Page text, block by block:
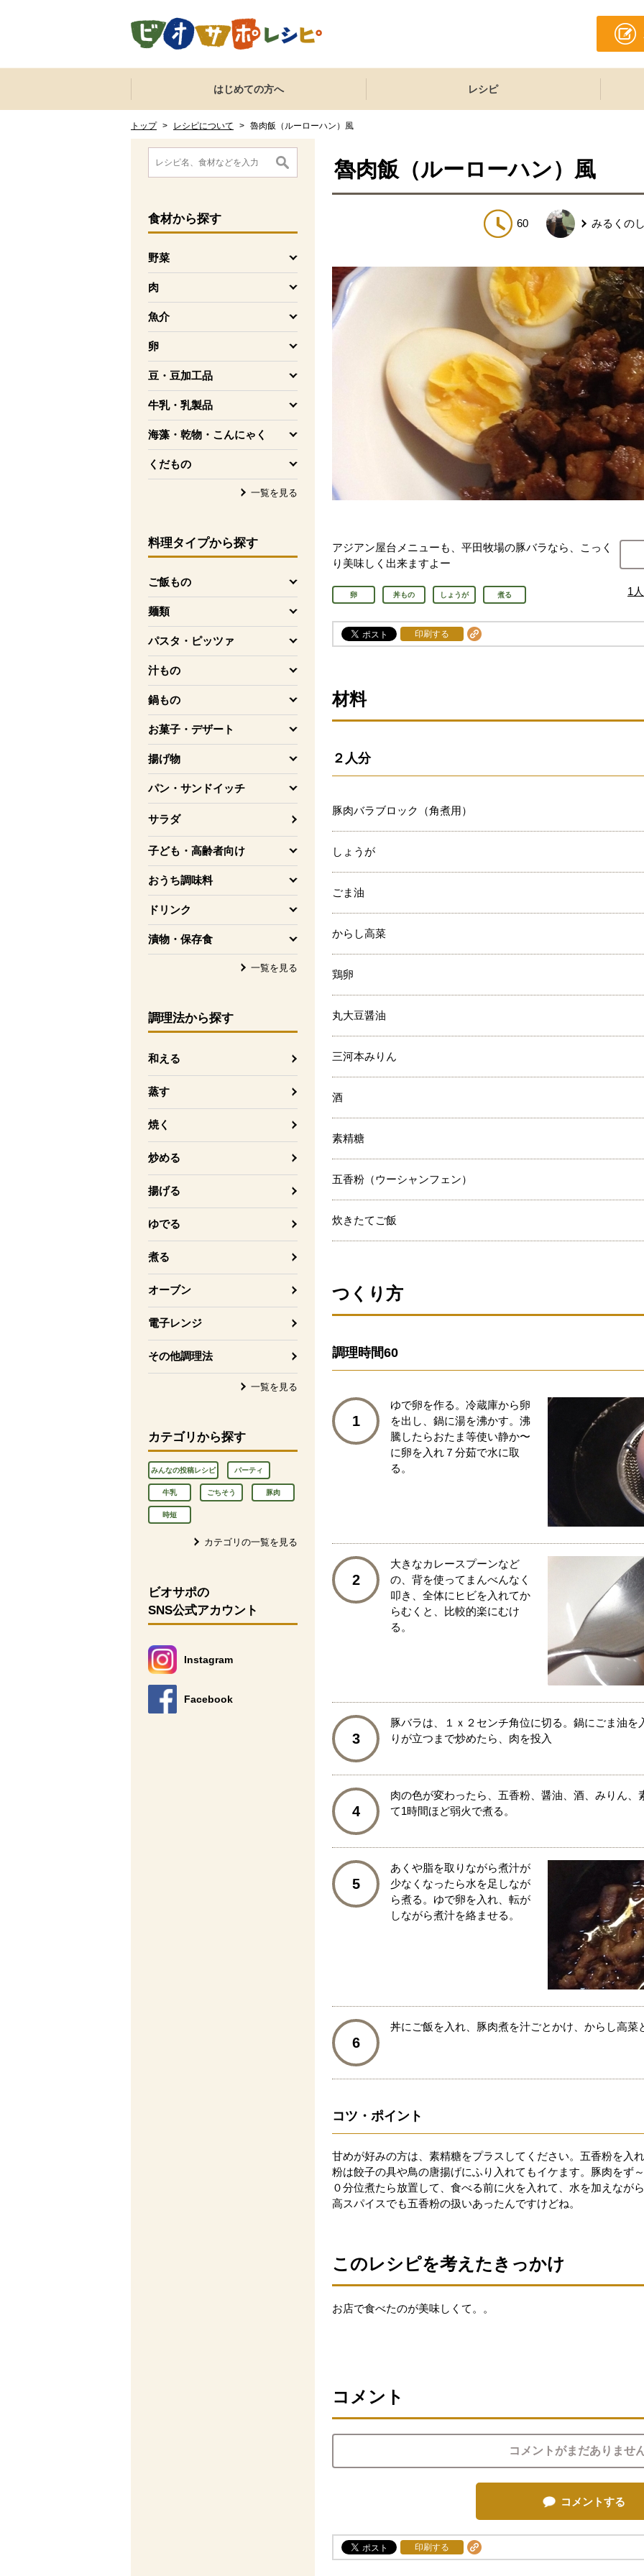
ここからサイト内共通メニューです。
サイト内共通メニューをスキップする
はじめての方へ レシピ
トップ > レシピについて > 魯肉飯（ルーローハン）風
ここから消費材検索メニューです。
食材から探す
野菜
を開く
肉
を開く
魚介
を開く
卵
を開く
豆・豆加工品
を開く
牛乳・乳製品
を開く
海藻・乾物・こんにゃく
を開く
くだもの
を開く
一覧を見る
料理タイプから探す
ご飯もの
を開く
麺類
を開く
パスタ・ピッツァ
を開く
汁もの
を開く
鍋もの
を開く
お菓子・デザート
を開く
揚げ物
を開く
パン・サンドイッチ
を開く
サラダ
子ども・高齢者向け
を開く
おうち調味料
を開く
ドリンク
を開く
漬物・保存食
を開く
一覧を見る
調理法から探す
和える
蒸す
焼く
炒める
揚げる
ゆでる
煮る
オーブン
電子レンジ
その他調理法
一覧を見る
カテゴリから探す
みんなの投稿レシピ パーティ
牛乳 ごちそう 豚肉
時短
カテゴリの一覧を見る
消費材検索メニューここまで。
ここから本文です。
ビオサポの
SNS公式アカウント
Instagram
別のウィンドウで開きます。
Facebook
別のウィンドウで開きます。
魯肉飯（ルーローハン）風
60 みるくの
アジアン屋台メニューも、平田牧場の豚バラなら、こっく
り美味しく出来ますよー
卵 丼もの しょうが 煮る 1人
印刷する
材料
２人分
豚肉バラブロック（角煮用）
しょうが
ごま油
からし高菜
鶏卵
丸大豆醤油
三河本みりん
酒
素精糖
五香粉（ウーシャンフェン）
炊きたてご飯
つくり方
調理時間60
1
ゆで卵を作る。冷蔵庫から卵
を出し、鍋に湯を沸かす。沸
騰したらおたま等使い静か〜
に卵を入れ７分茹で水に取
る。
2
大きなカレースプーンなど
の、背を使ってまんべんなく
叩き、全体にヒビを入れてか
らむくと、比較的楽にむけ
る。
3
豚バラは、１ｘ２センチ角位に切る。鍋にごま油
りが立つまで炒めたら、肉を投入
4
肉の色が変わったら、五香粉、醤油、酒、みりん、
て1時間ほど弱火で煮る。
5
あくや脂を取りながら煮汁が
少なくなったら水を足しなが
ら煮る。ゆで卵を入れ、転が
しながら煮汁を絡ませる。
6
丼にご飯を入れ、豚肉煮を汁ごとかけ、からし高菜
コツ・ポイント
甘めが好みの方は、素精糖をプラスしてください。五香粉を入
粉は餃子の具や鳥の唐揚げにふり入れてもイケます。豚肉をず
０分位煮たら放置して、食べる前に火を入れて、水を加えなが
高スパイスでも五香粉の扱いあったんですけどね。
このレシピを考えたきっかけ
お店で食べたのが美味しくて。。
コメント
コメントがまだありません
コメントする
印刷する